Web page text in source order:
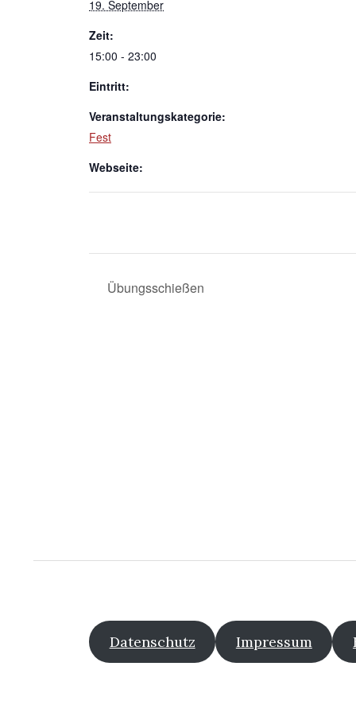
19. September
Zeit:
15:00 - 23:00
Eintritt:
Veranstaltungskategorie:
Fest
Webseite:
Übungsschießen
Datenschutz Impressum